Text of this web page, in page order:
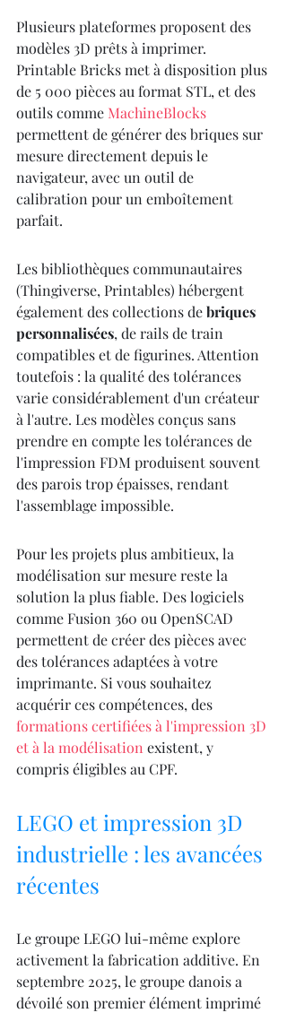
Plusieurs plateformes proposent des
modèles 3D prêts à imprimer.
Printable Bricks met à disposition plus
de 5 000 pièces au format STL, et des
outils comme MachineBlocks
permettent de générer des briques sur
mesure directement depuis le
navigateur, avec un outil de
calibration pour un emboîtement
parfait.
Les bibliothèques communautaires
(Thingiverse, Printables) hébergent
également des collections de briques
personnalisées, de rails de train
compatibles et de figurines. Attention
toutefois : la qualité des tolérances
varie considérablement d'un créateur
à l'autre. Les modèles conçus sans
prendre en compte les tolérances de
l'impression FDM produisent souvent
des parois trop épaisses, rendant
l'assemblage impossible.
Pour les projets plus ambitieux, la
modélisation sur mesure reste la
solution la plus fiable. Des logiciels
comme Fusion 360 ou OpenSCAD
permettent de créer des pièces avec
des tolérances adaptées à votre
imprimante. Si vous souhaitez
acquérir ces compétences, des
formations certifiées à l'impression 3D
et à la modélisation existent, y
compris éligibles au CPF.
LEGO et impression 3D
industrielle : les avancées
récentes
Le groupe LEGO lui-même explore
activement la fabrication additive. En
septembre 2025, le groupe danois a
dévoilé son premier élément imprimé